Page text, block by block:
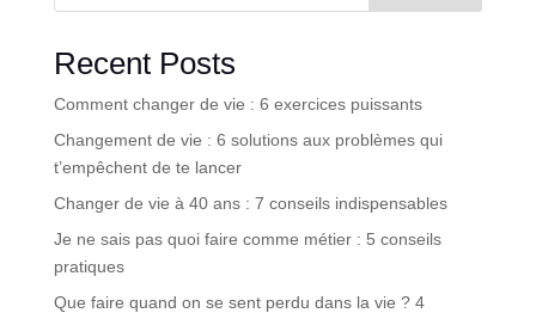
Recent Posts
Comment changer de vie : 6 exercices puissants
Changement de vie : 6 solutions aux problèmes qui
t’empêchent de te lancer
Changer de vie à 40 ans : 7 conseils indispensables
Je ne sais pas quoi faire comme métier : 5 conseils
pratiques
Que faire quand on se sent perdu dans la vie ? 4